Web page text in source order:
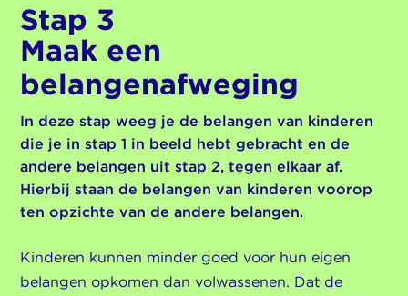
Stap 3
Maak een
belangenafweging
In deze stap weeg je de belangen van kinderen
die je in stap 1 in beeld hebt gebracht en de
andere belangen uit stap 2, tegen elkaar af.
Hierbij staan de belangen van kinderen voorop
ten opzichte van de andere belangen.
Kinderen kunnen minder goed voor hun eigen
belangen opkomen dan volwassenen. Dat de